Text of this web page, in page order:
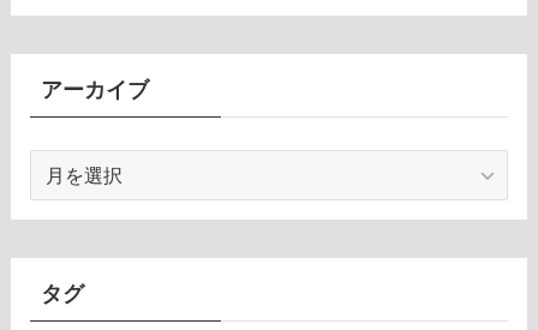
アーカイブ
カ
イ
タグ